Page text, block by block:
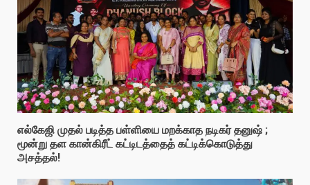
எல்கேஜி முதல் படித்த பள்ளியை மறக்காத நடிகர் தனுஷ் ;
மூன்று தள கான்கிரீட் கட்டிடத்தைத் கட்டிக்கொடுத்து
அசத்தல்!